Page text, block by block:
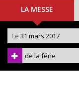
LA MESSE
Le 31 mars 2017
de la férie